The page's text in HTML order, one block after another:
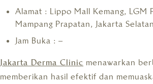
Alamat : Lippo Mall Kemang, LGM
Mampang Prapatan, Jakarta
Jam Buka : –
Jakarta Derma Clinic menawarkan
memberikan hasil efektif dan